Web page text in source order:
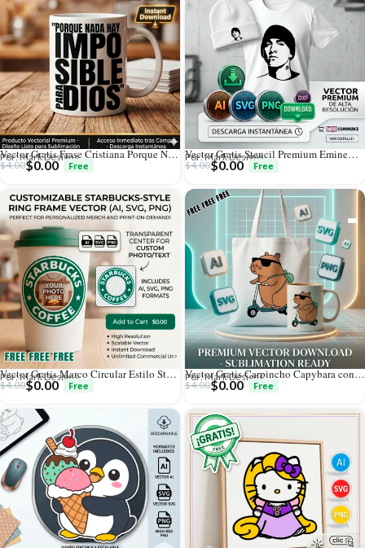
Vector Gratis Frase Cristiana Porque Nada Hay Imposible Para Dios
Por: Mark Designs
$4.00$0.00
Vector Gratis Stencil Premium Eminem Rap Hip Hop
Por: Mark Designs
$4.00$0.00
Vector Gratis Marco Circular Estilo Starbucks Personalizable
Por: Mark Designs
$4.00$0.00
Vector Gratis Carpincho Capybara con Gafas en Monopatín para Sublimación
Por: Mark Designs
$4.00$0.00